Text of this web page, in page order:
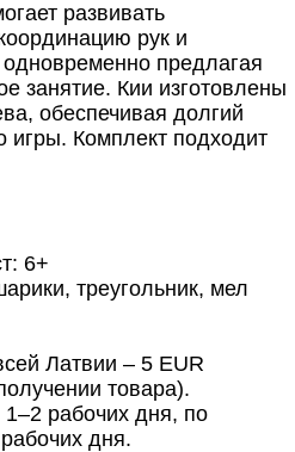
развивать
рук и
предлагая
занятие. Кии изготовлены
обеспечивая долгий
игры. Комплект подходит
6+
треугольник, мел
Латвии – 5 EUR
товара).
рабочих дня, по
дня.